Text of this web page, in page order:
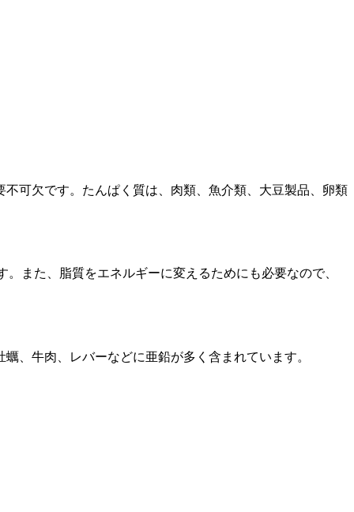
可欠です。たんぱく質は、肉類、魚介類、大豆製品、卵類
また、脂質をエネルギーに変えるためにも必要なので、
、牛肉、レバーなどに亜鉛が多く含まれています。